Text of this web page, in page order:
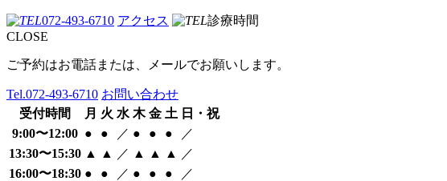
072-493-6710 アクセス
診療時間
CLOSE
ご予約はお電話または、メールでお願いします。
Tel.072-493-6710 お問い合わせ
受付時間
月 火 水 木 金 土 日・祝
9:00〜12:00 ● ● ／ ● ● ●
／
13:30〜15:30 ▲ ▲ ／ ▲ ▲ ▲
／
16:00〜18:30 ● ● ／ ● ● ● ／